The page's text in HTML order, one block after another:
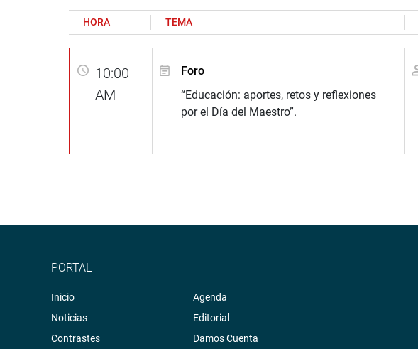
HORA TEMA
10:00
AM
Foro
“Educación: aportes, retos y reflexiones
por el Día del Maestro”.
PORTAL
Inicio
Noticias
Contrastes
Agenda
Editorial
Damos Cuenta